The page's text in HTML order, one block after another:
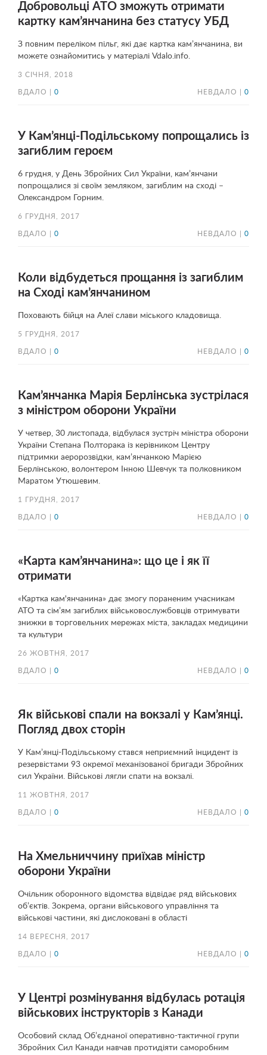
Добровольці АТО зможуть отримати
картку кам’янчанина без статусу УБД
З повним переліком пільг, які дає картка кам’янчанина, ви
можете ознайомитись у матеріалі Vdalo.info.
3 СІЧНЯ, 2018
ВДАЛО | 0 НЕВДАЛО | 0
У Кам’янці-Подільському попрощались із
загиблим героєм
6 грудня, у День Збройних Сил України, кам’янчани
попрощалися зі своїм земляком, загиблим на сході –
Олександром Горним.
6 ГРУДНЯ, 2017
ВДАЛО | 0 НЕВДАЛО | 0
Коли відбудеться прощання із загиблим
на Сході кам’янчанином
Поховають бійця на Алеї слави міського кладовища.
5 ГРУДНЯ, 2017
ВДАЛО | 0 НЕВДАЛО | 0
Кам’янчанка Марія Берлінська зустрілася
з міністром оборони України
У четвер, 30 листопада, відбулася зустріч міністра оборони
України Степана Полторака із керівником Центру
підтримки аеророзвідки, кам’янчанкою Марією
Берлінською, волонтером Інною Шевчук та полковником
Маратом Утюшевим.
1 ГРУДНЯ, 2017
ВДАЛО | 0 НЕВДАЛО | 0
«Карта кам’янчанина»: що це і як її
отримати
«Картка кам'янчанина» дає змогу пораненим учасникам
АТО та сім’ям загиблих військовослужбовців отримувати
знижки в торговельних мережах міста, закладах медицини
та культури
26 ЖОВТНЯ, 2017
ВДАЛО | 0 НЕВДАЛО | 0
Як військові спали на вокзалі у Кам’янці.
Погляд двох сторін
У Кам’янці-Подільському стався неприємний інцидент із
резервістами 93 окремої механізованої бригади Збройних
сил України. Військові лягли спати на вокзалі.
11 ЖОВТНЯ, 2017
ВДАЛО | 0 НЕВДАЛО | 0
На Хмельниччину приїхав міністр
оборони України
Очільник оборонного відомства відвідає ряд військових
об’єктів. Зокрема, органи військового управління та
військові частини, які дислоковані в області
14 ВЕРЕСНЯ, 2017
ВДАЛО | 0 НЕВДАЛО | 0
У Центрі розмінування відбулась ротація
військових інструкторів з Канади
Особовий склад Об’єднаної оперативно-тактичної групи
Збройних Сил Канади навчав протидіяти саморобним